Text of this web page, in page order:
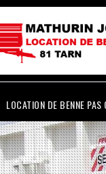
LOCATION DE BENNE PAS